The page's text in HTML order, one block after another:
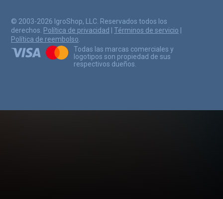
© 2003-2026 IgroShop, LLC. Reservados todos los
derechos. Política de privacidad Términos de servicio
Política de reembolso
Todas las marcas comerciales y
logotipos son propiedad de sus
respectivos dueños.